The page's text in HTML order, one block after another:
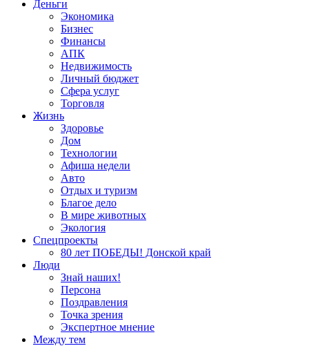
Деньги
Экономика
Бизнес
Финансы
АПК
Недвижимость
Личный бюджет
Сфера услуг
Торговля
Жизнь
Здоровье
Дом
Технологии
Афиша недели
Авто
Отдых и туризм
Благое дело
В мире животных
Экология
Спецпроекты
80 лет ПОБЕДЫ! Донской край
Люди
Знай наших!
Персона
Поздравления
Точка зрения
Экспертное мнение
Между тем